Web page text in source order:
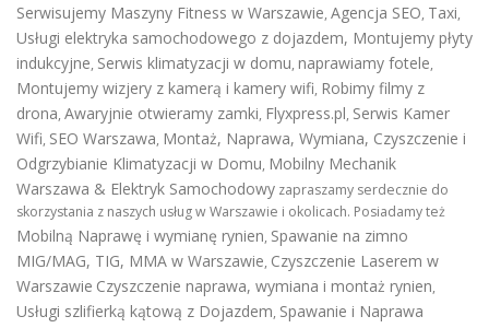
Serwisujemy Maszyny Fitness w Warszawie, Agencja SEO, Taxi,
Usługi elektryka samochodowego z dojazdem, Montujemy płyty
indukcyjne, Serwis klimatyzacji w domu, naprawiamy fotele,
Montujemy wizjery z kamerą i kamery wifi, Robimy filmy z
drona, Awaryjnie otwieramy zamki, Flyxpress.pl, Serwis Kamer
Wifi, SEO Warszawa, Montaż, Naprawa, Wymiana, Czyszczenie i
Odgrzybianie Klimatyzacji w Domu, Mobilny Mechanik
Warszawa & Elektryk Samochodowy zapraszamy serdecznie do
skorzystania z naszych usług w Warszawie i okolicach. Posiadamy też
Mobilną Naprawę i wymianę rynien, Spawanie na zimno
MIG/MAG, TIG, MMA w Warszawie, Czyszczenie Laserem w
Warszawie Czyszczenie naprawa, wymiana i montaż rynien,
Usługi szlifierką kątową z Dojazdem, Spawanie i Naprawa